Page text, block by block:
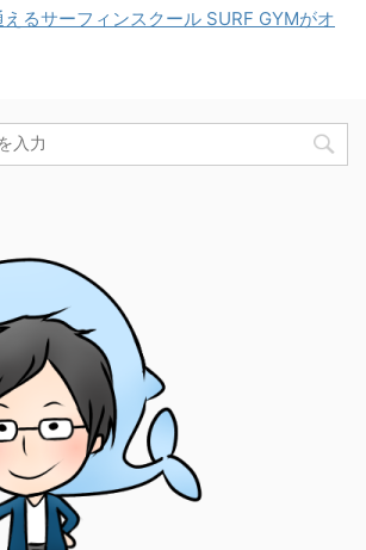
るサーフィンスクール SURF GYMがオ